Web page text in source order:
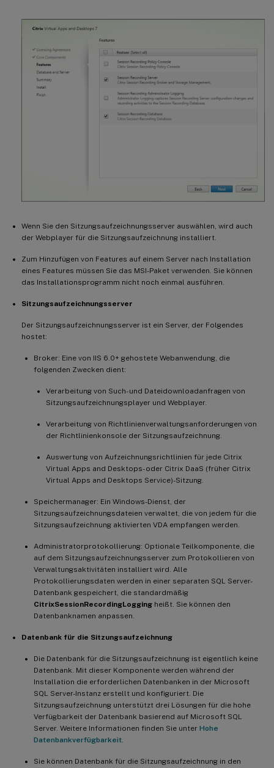
Wenn Sie den Sitzungsaufzeichnungsserver auswählen, wird auch
der Webplayer für die Sitzungsaufzeichnung installiert.
Zum Hinzufügen von Features auf einem Server nach Installation
eines Features müssen Sie das MSI-Paket verwenden. Sie können
das Installationsprogramm nicht noch einmal ausführen.
Sitzungsaufzeichnungsserver
Der Sitzungsaufzeichnungsserver ist ein Server, der Folgendes
hostet:
Broker: Eine von IIS 6.0+ gehostete Webanwendung, die
folgenden Zwecken dient:
Verarbeitung von Such- und Dateidownloadanfragen von
Sitzungsaufzeichnungsplayer und Webplayer.
Verarbeitung von Richtlinienverwaltungsanforderungen von
der Richtlinienkonsole der Sitzungsaufzeichnung.
Auswertung von Aufzeichnungsrichtlinien für jede Citrix
Virtual Apps and Desktops- oder Citrix DaaS (früher Citrix
Virtual Apps and Desktops Service)-Sitzung.
Speichermanager: Ein Windows-Dienst, der
Sitzungsaufzeichnungsdateien verwaltet, die von jedem für die
Sitzungsaufzeichnung aktivierten VDA empfangen werden.
Administratorprotokollierung: Optionale Teilkomponente, die
auf dem Sitzungsaufzeichnungsserver zum Protokollieren von
Verwaltungsaktivitäten installiert wird. Alle
Protokollierungsdaten werden in einer separaten SQL Server-
Datenbank gespeichert, die standardmäßig
CitrixSessionRecordingLogging heißt. Sie können den
Datenbanknamen anpassen.
Datenbank für die Sitzungsaufzeichnung
Die Datenbank für die Sitzungsaufzeichnung ist eigentlich keine
Datenbank. Mit dieser Komponente werden während der
Installation die erforderlichen Datenbanken in der Microsoft
SQL Server-Instanz erstellt und konfiguriert. Die
Sitzungsaufzeichnung unterstützt drei Lösungen für die hohe
Verfügbarkeit der Datenbank basierend auf Microsoft SQL
Server. Weitere Informationen finden Sie unter Hohe
Datenbankverfügbarkeit.
Sie können Datenbank für die Sitzungsaufzeichnung in den